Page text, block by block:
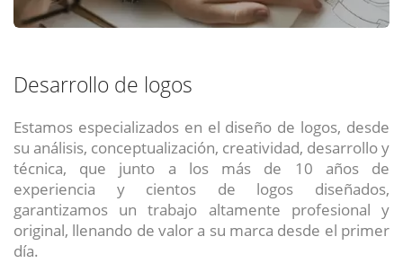
Desarrollo de logos
Estamos especializados en el diseño de logos, desde
su análisis, conceptualización, creatividad, desarrollo y
técnica, que junto a los más de 10 años de
experiencia y cientos de logos diseñados,
garantizamos un trabajo altamente profesional y
original, llenando de valor a su marca desde el primer
día.